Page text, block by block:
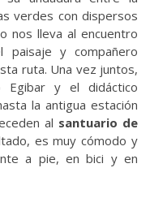
verdes con dispersos
nos lleva al encuentro
y compañero
ruta. Una vez juntos,
y el didáctico
la antigua estación
al santuario de
es muy cómodo y
a pie, en bici y en